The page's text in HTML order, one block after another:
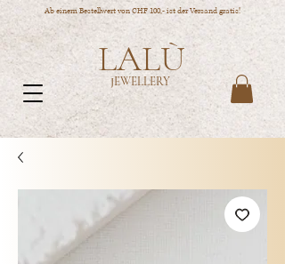
Ab einem Bestellwert von CHF 100,- ist der Versand gratis!
LALÙ
JEWELLERY